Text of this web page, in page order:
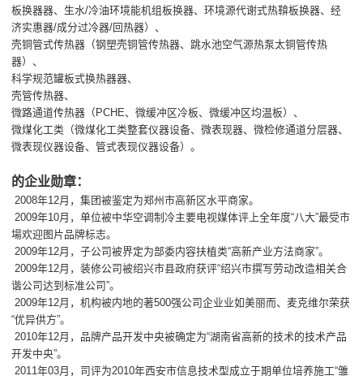
板换器器、生水/冷油环境能机组板换器、环境源代谢式热鞥板换器、经
济实惠器/成分过冷器/回热器）、
壳铜管式传热器（钢塑壳铜管传热器、跳水池空气源热泵太铜管传热
器）、
科学规范罐板式换热器器、
壳管传热器、
微路通道传热器（PCHE、微缓冲区冷板、微缓冲区均温板）、
微煤化工类（微煤化工类整套仪器设备、微表现器、微检修通道分层器、
微表现仪器设备、管式表现仪器设备）。
的企业勋章：
2008年12月，集团被鉴定为郑州市高新区水平商家。
2009年10月，单位被中华空调制冷主要电视媒体评上全年度“八大”最受市
場欢迎图片品牌标志。
2009年12月，子公司被界定为部委内容扶植类“高新产业方法商家”。
2009年12月，装修公司被绍兴市县政府获评“绍兴市撰写劳动改造相关合
谐公司达到标准公司”。
2009年12月，机构被内地的著500强公司企业业如美丽而、麦克维尔荣获
“优异供方”。
2010年12月，品牌产品开发中央被确定为“湖南省高新的技术的技术产品
开发中央”。
2011年03月，司评为2010年西安市信息技术型成立于期单位培养施工“雏